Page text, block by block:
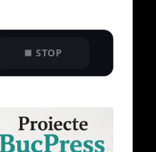
STOP